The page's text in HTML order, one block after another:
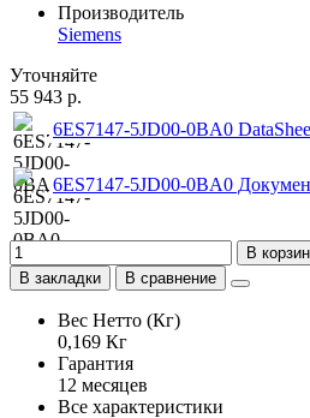
Производитель
Siemens
Уточняйте
55 943 р.
6ES7147-5JD00-0BA0
6ES7147-5JD00-0BA0
В
В закладки
В сравнение
Вес Нетто (Кг)
0,169 Кг
Гарантия
12 месяцев
Все характеристики